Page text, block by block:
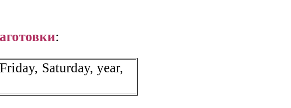
:
Saturday, year,